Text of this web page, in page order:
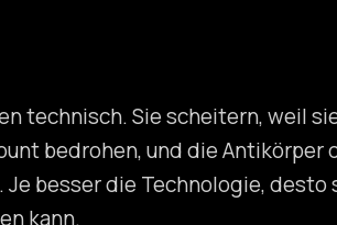
technisch. Sie scheitern, weil
bedrohen, und die Antikörper
besser die Technologie, desto
kann.